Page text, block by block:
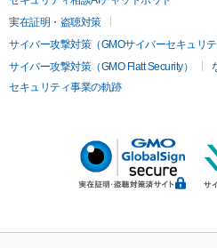
実在証明・盗聴対策
サイバー攻撃対策（GMOサイバーセキュリテ
サイバー攻撃対策（GMO Flatt Security）
セキュリティ事業の軌跡